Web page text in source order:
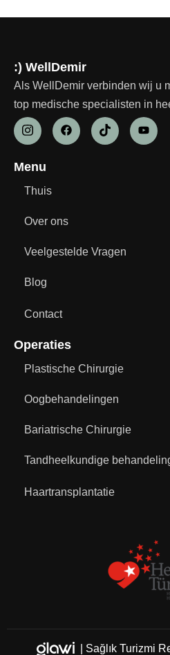
:) WellDemir
Als WellDemir verbinden wij u
top medische specialisten in
Menu
Thuis
Over ons
Veelgestelde Vragen
Blog
Contact
Operaties
Plastische Chirurgie
Oogbehandelingen
Bariatrische Chirurgie
Tandheelkundige
Haartransplantatie
| Sağlık Turizmi